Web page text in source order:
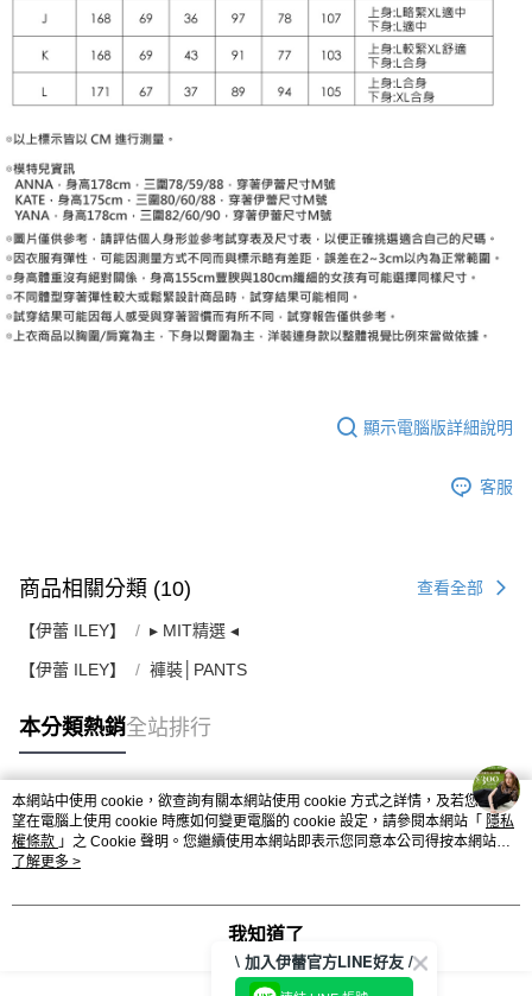
顯示電腦版詳細說明
客服
商品相關分類 (10) 查看全部
【伊蕾 ILEY】 ▸ MIT精選 ◂
【伊蕾 ILEY】 褲裝│PANTS
本分類熱銷全站排行
熱門標籤
本網站中使用 cookie，欲查詢有關本網站使用 cookie 方式之詳情，及若您不希
望在電腦上使用 cookie 時應如何變更電腦的 cookie 設定，請參閱本網站「 隱私
權條款 」之 Cookie 聲明。您繼續使用本網站即表示您同意本公司得按本網站使
用條款之 Cookie 聲明使用 cookie。
了解更多 >
我知道了
\ 加入伊蕾官方LINE好友 /